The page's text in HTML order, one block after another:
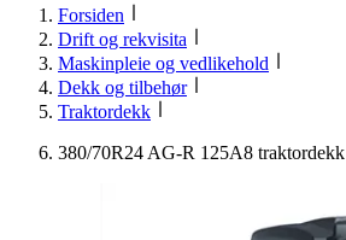
Forsiden
Drift og rekvisita
Maskinpleie og vedlikehold
Dekk og tilbehør
Traktordekk
380/70R24 AG-R 125A8 traktordekk